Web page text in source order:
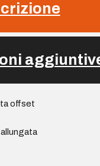
offset